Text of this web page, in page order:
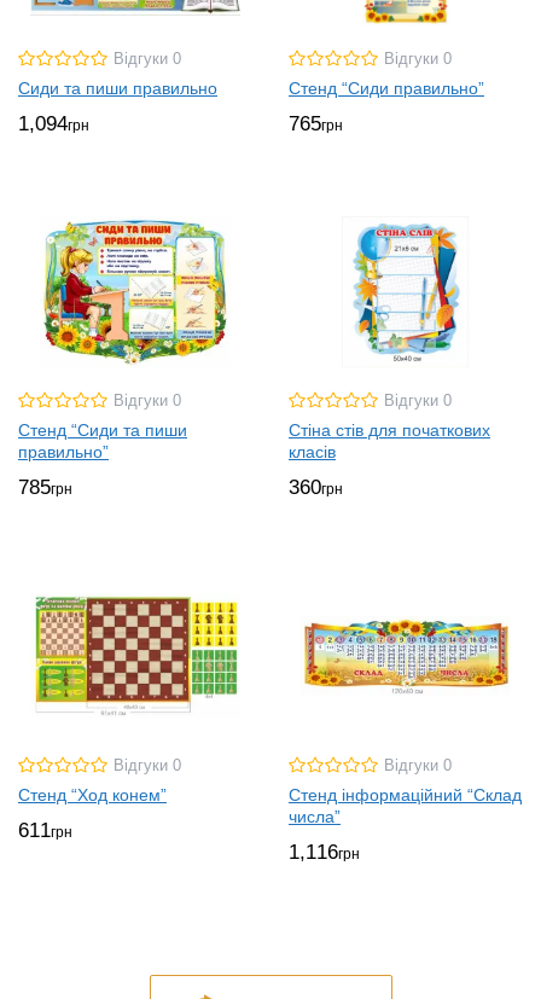
Відгуки 0
Сиди та пиши правильно
1,094грн
Відгуки 0
Стенд “Сиди правильно”
765грн
Відгуки 0
Стенд “Cиди та пиши
правильно”
785грн
Відгуки 0
Стіна стів для початкових
класів
360грн
Відгуки 0
Стенд “Ход конем”
611грн
Відгуки 0
Стенд інформаційний “Склад
числа”
1,116грн